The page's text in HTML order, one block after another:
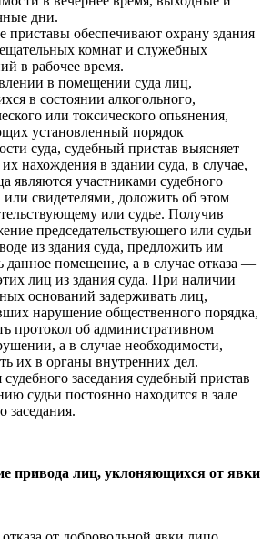
дни.
приставы обеспечивают охрану здания
комнат и служебных
в рабочее время.
в помещении суда лиц,
в состоянии алкогольного,
или токсического опьянения,
установленный порядок
суда, судебный пристав выясняет
нахождения в здании суда, в случае,
являются участниками судебного
или свидетелями, доложить об этом
или судье. Получив
председательствующего или судьи
из здания суда, предложить им
данное помещение, а в случае отказа —
лиц из здания суда. При наличии
оснований задерживать лиц,
нарушение общественного порядка,
протокол об административном
а в случае необходимости, —
их в органы внутренних дел.
заседания судебный пристав
судьи постоянно находится в зале
заседания.
привода лиц, уклоняющихся от явки